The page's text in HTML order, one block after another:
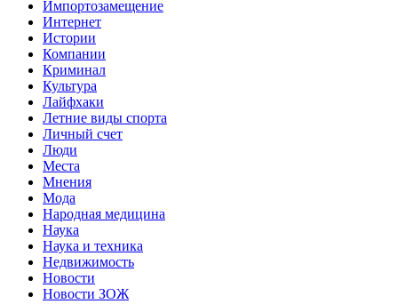
Импортозамещение
Интернет
Истории
Компании
Криминал
Культура
Лайфхаки
Летние виды спорта
Личный счет
Люди
Места
Мнения
Мода
Народная медицина
Наука
Наука и техника
Недвижимость
Новости
Новости ЗОЖ